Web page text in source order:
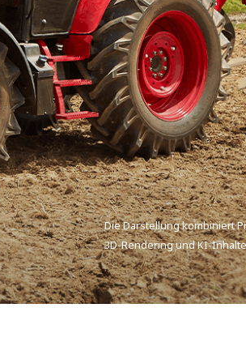
Die Darstellung kombiniert
3D-Rendering und KI-